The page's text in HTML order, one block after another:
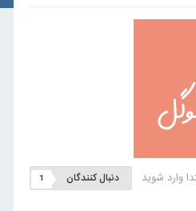
وارد شوید دنبال کنندگان 1